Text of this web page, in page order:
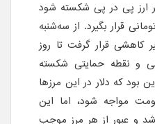
ارز پی در پی شکسته شود
روی کف کانال ۳۴۰۰ تومانی قرار بگیرد. از سه‌شنبه
کاهشی قرار گرفت تا روز
۳ مرز روانی و نقطه حمایتی شکسته
بود که دلار در این مرزها
مواجه شود، اما این
و عبور از هر مرز موجب